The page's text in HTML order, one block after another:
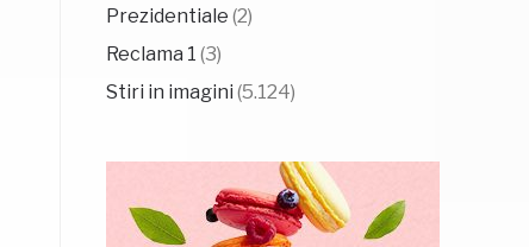
Prezidentiale (2)
Reclama 1 (3)
Stiri in imagini (5.124)